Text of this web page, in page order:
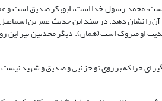
الله نیست، محمد رسول خدا است، ابوبکر صدیق است و
جعلی بودن آن را نشان دهد. در سند این حدیث عمر بن
او متروک است (همان). دیگر محدثین نیز این
فرمود: آرام بگیر ای حرا که بر روی تو جز نبی و صدیق و شهید